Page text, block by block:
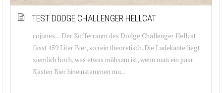
TEST DODGE CHALLENGER HELLCAT
cojones… Der Kofferraum des Dodge Challenger Hellcat
fasst 459 Liter Bier, so rein theoretisch. Die Ladekante liegt
ziemlich hoch, was etwas mühsam ist, wenn man ein paar
Kasten Bier hineinstemmen mu...